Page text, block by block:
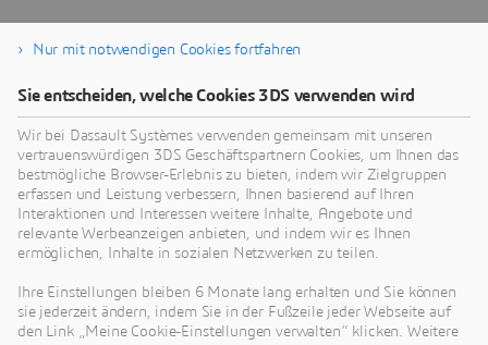
SUPPORT
3DEXPERIENCE platform on
Cloud Support
Nur mit notwendigen Cookies fortfahren
Sie entscheiden, welche Cookies 3DS verwenden wird
Wir bei Dassault Systèmes verwenden gemeinsam mit unseren
vertrauenswürdigen 3DS Geschäftspartnern Cookies, um Ihnen das
bestmögliche Browser-Erlebnis zu bieten, indem wir Zielgruppen
erfassen und Leistung verbessern, Ihnen basierend auf Ihren
Interaktionen und Interessen weitere Inhalte, Angebote und
relevante Werbeanzeigen anbieten, und indem wir es Ihnen
ermöglichen, Inhalte in sozialen Netzwerken zu teilen.
Ihre Einstellungen bleiben 6 Monate lang erhalten und Sie können
sie jederzeit ändern, indem Sie in der Fußzeile jeder Webseite auf
den Link „Meine Cookie-Einstellungen verwalten“ klicken. Weitere